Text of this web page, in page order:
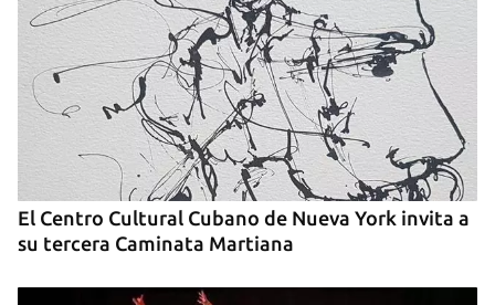
El Centro Cultural Cubano de Nueva York invita a
su tercera Caminata Martiana